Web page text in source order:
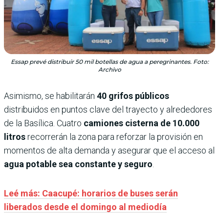
Essap prevé distri­buir 50 mil botellas de agua a peregri­nantes. Foto:
Archivo
Asimismo, se habilitarán 40 grifos públicos
distribuidos en puntos clave del trayecto y alrededores
de la Basílica. Cuatro camiones cisterna de 10.000
litrosrecorrerán la zona para reforzar la provisión en
momentos de alta demanda y asegurar que el acceso al
agua potable sea constante y seguro.
Leé más: Caacupé: horarios de buses serán
liberados desde el domingo al mediodía